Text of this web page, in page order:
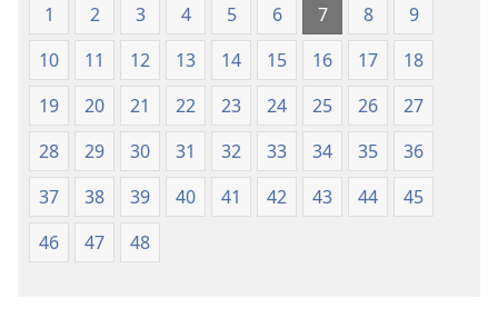
Patarus
ti
Nasantuan
a
Kasuratan
(2018 a
Rebision)
Patarus
Nasantuan
a
Kasuratan
(2018 a
Rebision)
1 2 3 4 5 6 7 8
9
10
11 12 13 14 15 16 17
18
19
20 21 22 23 24 25 26
27
28
29 30 31 32 33 34 35
36
37
38 39 40 41 42 43 44
45
46
47 48